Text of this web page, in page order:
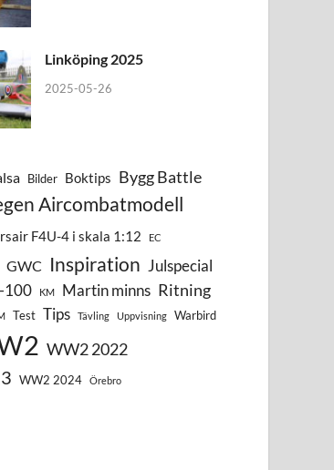
Linköping 2025
2025-05-26
Bilder Boktips Bygg Battle
Aircombatmodell
F4U-4 i skala 1:12 EC
GWC Inspiration Julspecial
100
KM Martin minns Ritning
Test Tips Tävling Uppvisning Warbird
WW2 2022
WW2 2024 Örebro